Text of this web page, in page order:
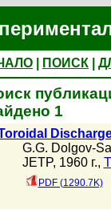
ПОИСК
1
G.G. Dolgov-
JETP, 1960 г.,
PDF (1290.7K)